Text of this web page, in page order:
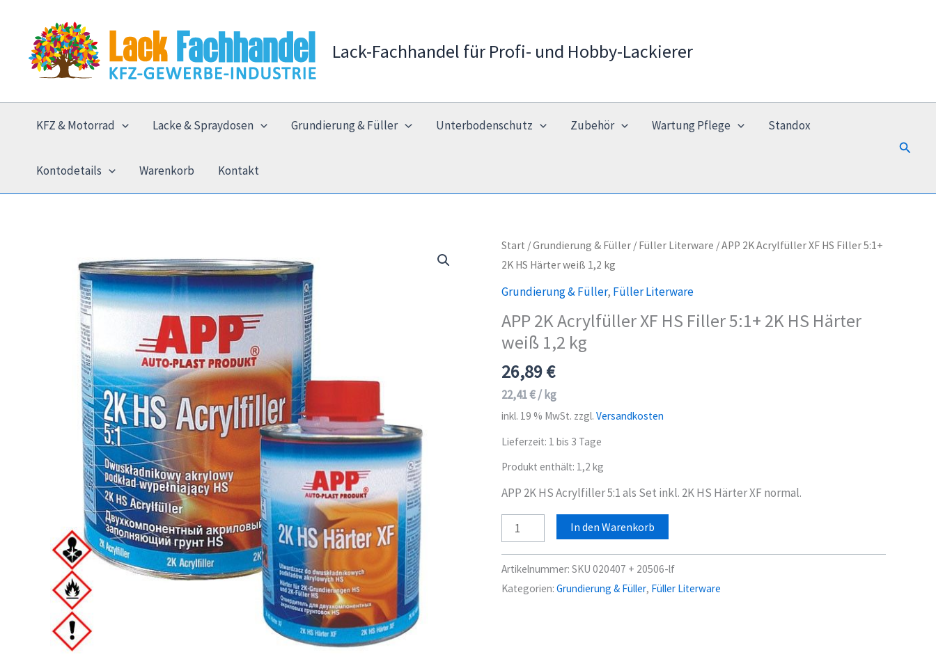
springen
Lack-Fachhandel für Profi- und Hobby-Lackierer
KFZ & Motorrad Lacke & Spraydosen Grundierung & Füller Unterbodenschutz Zubehör Wartung Pflege Standox
Kontodetails Warenkorb Kontakt
Suchen
Start /Grundierung & Füller / Füller Literware / APP 2K Acrylfüller XF HS Filler 5:1+
2K HS Härter weiß 1,2 kg
Grundierung & Füller, Füller Literware
APP 2K Acrylfüller XF HS Filler 5:1+ 2K HS Härter
weiß 1,2 kg
26,89€
22,41€/kg
inkl. 19 % MwSt. zzgl. Versandkosten
Lieferzeit: 1 bis 3 Tage
Produkt enthält: 1,2 kg
APP 2K HS Acrylfiller 5:1 als Set inkl. 2K HS Härter XF normal.
APP
2K
Acrylfüller
XF
In den Warenkorb
Artikelnummer: SKU 020407 + 20506-lf
Kategorien: Grundierung & Füller, Füller Literware